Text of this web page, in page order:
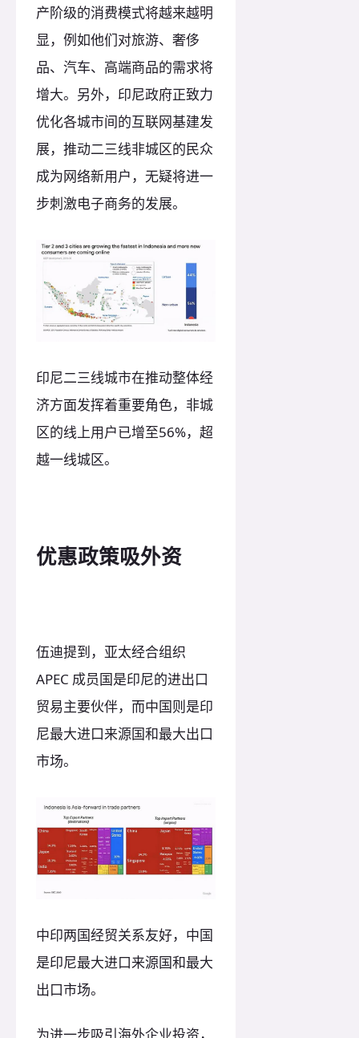
产阶级的消费模式将越来越明
显，例如他们对旅游、奢侈
品、汽车、高端商品的需求将
增大。另外，印尼政府正致力
优化各城市间的互联网基建发
展，推动二三线非城区的民众
成为网络新用户，无疑将进一
步刺激电子商务的发展。
印尼二三线城市在推动整体经
济方面发挥着重要角色，非城
区的线上用户已增至56%，超
越一线城区。
优惠政策吸外资
伍迪提到，亚太经合组织
APEC 成员国是印尼的进出口
贸易主要伙伴，而中国则是印
尼最大进口来源国和最大出口
市场。
中印两国经贸关系友好，中国
是印尼最大进口来源国和最大
出口市场。